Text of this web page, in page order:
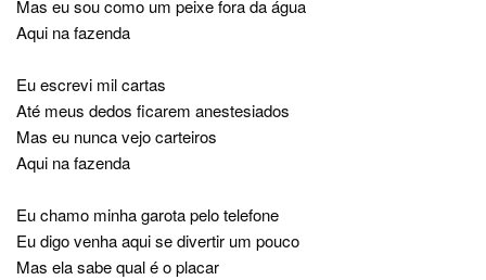
Mas eu sou como um peixe fora da água
Aqui na fazenda
Eu escrevi mil cartas
Até meus dedos ficarem anestesiados
Mas eu nunca vejo carteiros
Aqui na fazenda
Eu chamo minha garota pelo telefone
Eu digo venha aqui se divertir um pouco
Mas ela sabe qual é o placar